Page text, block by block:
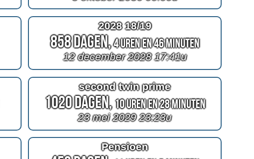
2028 18/19
858 Dagen,4 Uren en 46 Minuten
12 december 2028 17:41u
second twin prime
1020 Dagen,10 Uren en 28 Minuten
23 mei 2029 23:23u
Pensioen